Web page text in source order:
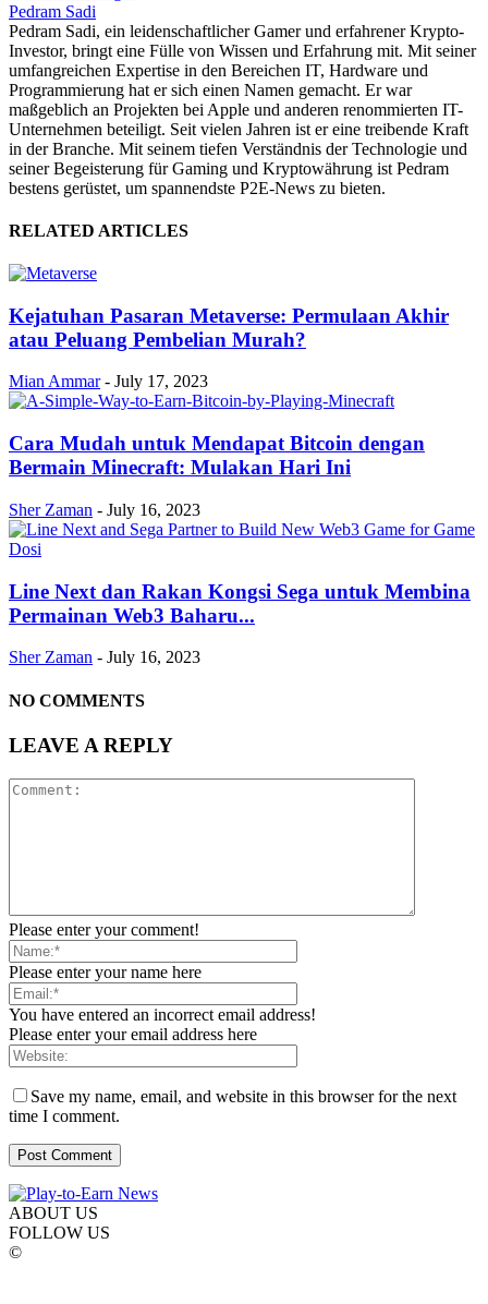
Pedram Sadi
Pedram Sadi, ein leidenschaftlicher Gamer und erfahrener Krypto-
Investor, bringt eine Fülle von Wissen und Erfahrung mit. Mit seiner
umfangreichen Expertise in den Bereichen IT, Hardware und
Programmierung hat er sich einen Namen gemacht. Er war
maßgeblich an Projekten bei Apple und anderen renommierten IT-
Unternehmen beteiligt. Seit vielen Jahren ist er eine treibende Kraft
in der Branche. Mit seinem tiefen Verständnis der Technologie und
seiner Begeisterung für Gaming und Kryptowährung ist Pedram
bestens gerüstet, um spannendste P2E-News zu bieten.
RELATED ARTICLES
Kejatuhan Pasaran Metaverse: Permulaan Akhir
atau Peluang Pembelian Murah?
Mian Ammar - July 17, 2023
Cara Mudah untuk Mendapat Bitcoin dengan
Bermain Minecraft: Mulakan Hari Ini
Sher Zaman - July 16, 2023
Line Next dan Rakan Kongsi Sega untuk Membina
Permainan Web3 Baharu...
Sher Zaman - July 16, 2023
NO COMMENTS
LEAVE A REPLY
Please enter your comment!
Please enter your name here
You have entered an incorrect email address!
Please enter your email address here
Save my name, email, and website in this browser for the next
time I comment.
ABOUT US
FOLLOW US
©